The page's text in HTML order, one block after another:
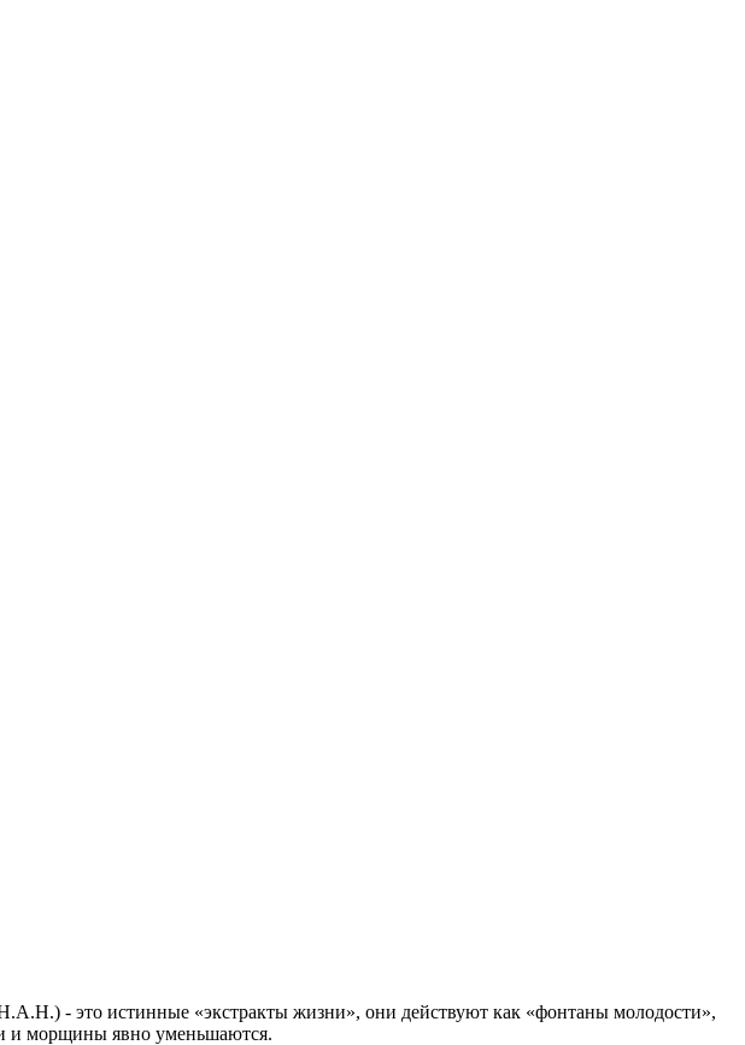
- это истинные «экстракты жизни», они действуют как «фонтаны молодости»,
и морщины явно уменьшаются.